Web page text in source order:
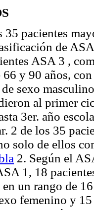
pacientes
de
ASA 3 ,
y 90 años,
sexo
al primer
3er. año
2 de los 35
solo de ellos
2. Según el
1, 18
un rango de
femenino y